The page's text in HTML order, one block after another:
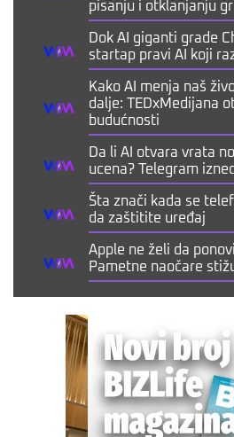
pisanju i otklanjanju
Dok AI giganti grade
startap pravi AI koji
Kako AI menja naš
dalje: TEDxMedijana
budućnosti
Da li AI otvara vrata
ucena? Telegram
Šta znači kada se
da zaštitite uređaj
Apple ne želi da
Pametne naočare